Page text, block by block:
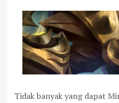
Tidak banyak yang dapat